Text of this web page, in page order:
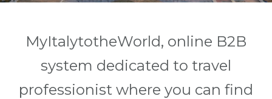
MyItalytotheWorld, online B2B
system dedicated to travel
professionist where you can find